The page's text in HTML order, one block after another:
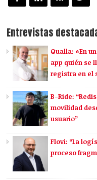
Entrevistas
Qualla: «En
app quién se
registra en el
B-Ride:
movilidad
usuario”
Flovi: “La
proceso